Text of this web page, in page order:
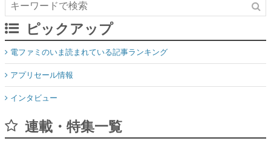
ピックアップ
電ファミのいま読まれている記事ランキング
アプリセール情報
インタビュー
連載・特集一覧